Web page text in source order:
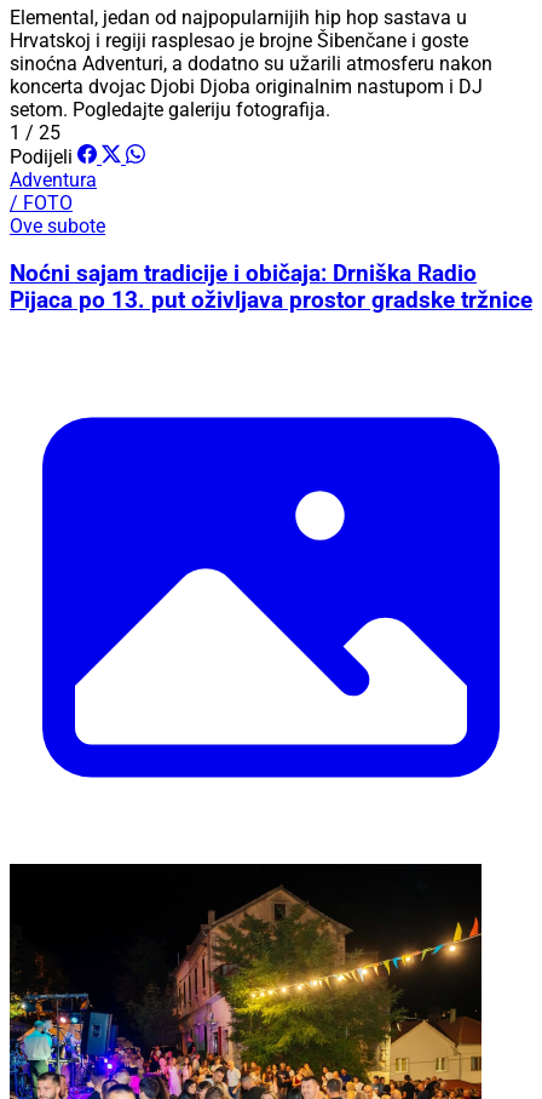
Elemental, jedan od najpopularnijih hip hop sastava u
Hrvatskoj i regiji rasplesao je brojne Šibenčane i goste
sinoćna Adventuri, a dodatno su užarili atmosferu nakon
koncerta dvojac Djobi Djoba originalnim nastupom i DJ
setom. Pogledajte galeriju fotografija.
1 / 25
Podijeli
Adventura
/ FOTO
Ove subote
Noćni sajam tradicije i običaja: Drniška Radio
Pijaca po 13. put oživljava prostor gradske tržnice